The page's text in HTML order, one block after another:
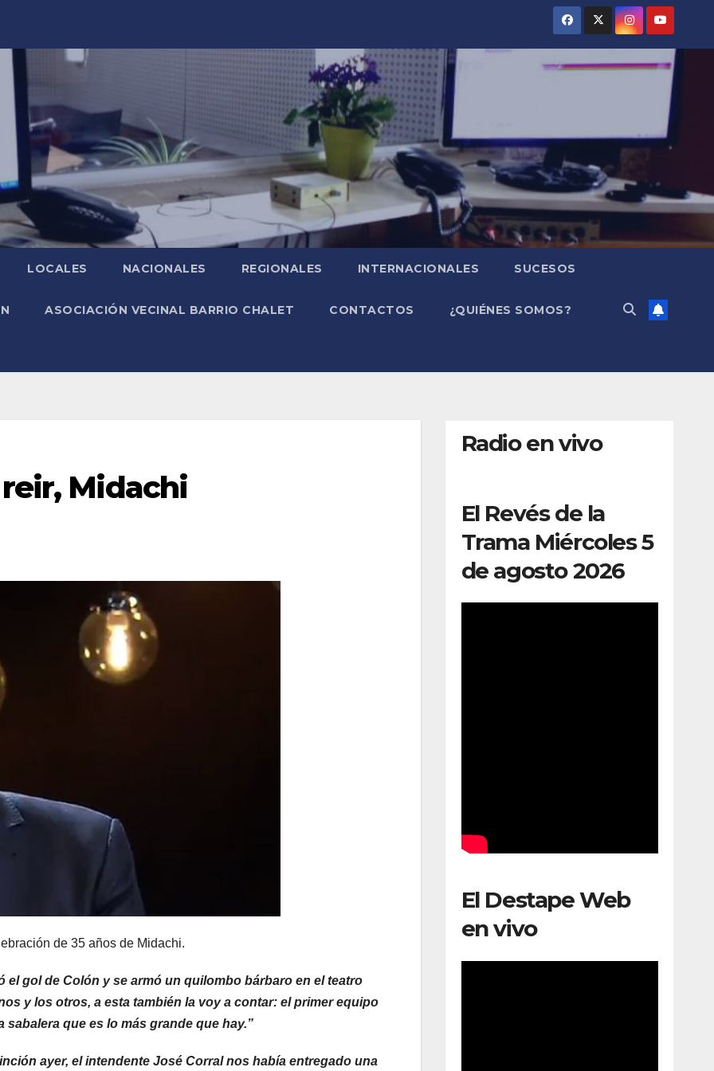
LOCALES NACIONALES REGIONALES INTERNACIONALES SUCESOS
ASOCIACIÓN VECINAL BARRIO CHALET CONTACTOS ¿QUIÉNES SOMOS?
Midachi
de 35 años de Midachi.
el gol de Colón y se armó un quilombo bárbaro en el teatro
y los otros, a esta también la voy a contar: el primer equipo
que es lo más grande que hay.”
ayer, el intendente José Corral nos había entregado una
Radio en vivo
El Revés de la
Trama Miércoles 5
de agosto 2026
El Destape Web
en vivo